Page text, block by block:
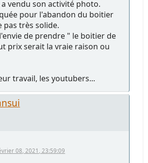
vendu son activité photo.
pour l'abandon du boitier
pas très solide.
de prendre " le boitier de
prix serait la vraie raison ou
travail, les youtubers...
08, 2021, 23:59:09